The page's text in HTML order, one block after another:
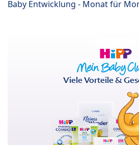
Baby Entwicklung - Monat für
Viele Vorteile &